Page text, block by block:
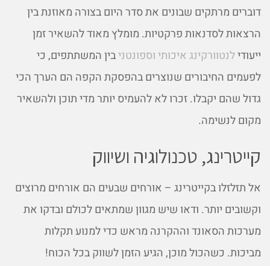
דוברים מרתקים שבונים את סדר היום בצורה מאוזנת בין
הרצאות לסדנאות פרקטיות. מומלץ מאוד להשאיר זמן
ייעודילנטוורקינג איכותי וספונטניבין המשתתפים, כי
לפעמים החיבורים שנוצרים בהפסקת הקפה הם הערך הכי
גדול שהם יקבלו. זכרו לא להעמיס יותר מדי תוכן ולהשאיר
מקום לנשימה.
קייטרינג, טכנולוגיה ושיווק
אל תזלזלו בקייטרינג – אורחים שבעים הם אורחים מרוצים
וקשובים יותר. ודאו שיש מגוון שמתאים לכולם ובדקו את
מערכות הסאונד וההקרנה מראש כדי למנוע תקלות
מביכות. כשהכול מוכן, הגיע הזמן לשווק בכל הכוח!